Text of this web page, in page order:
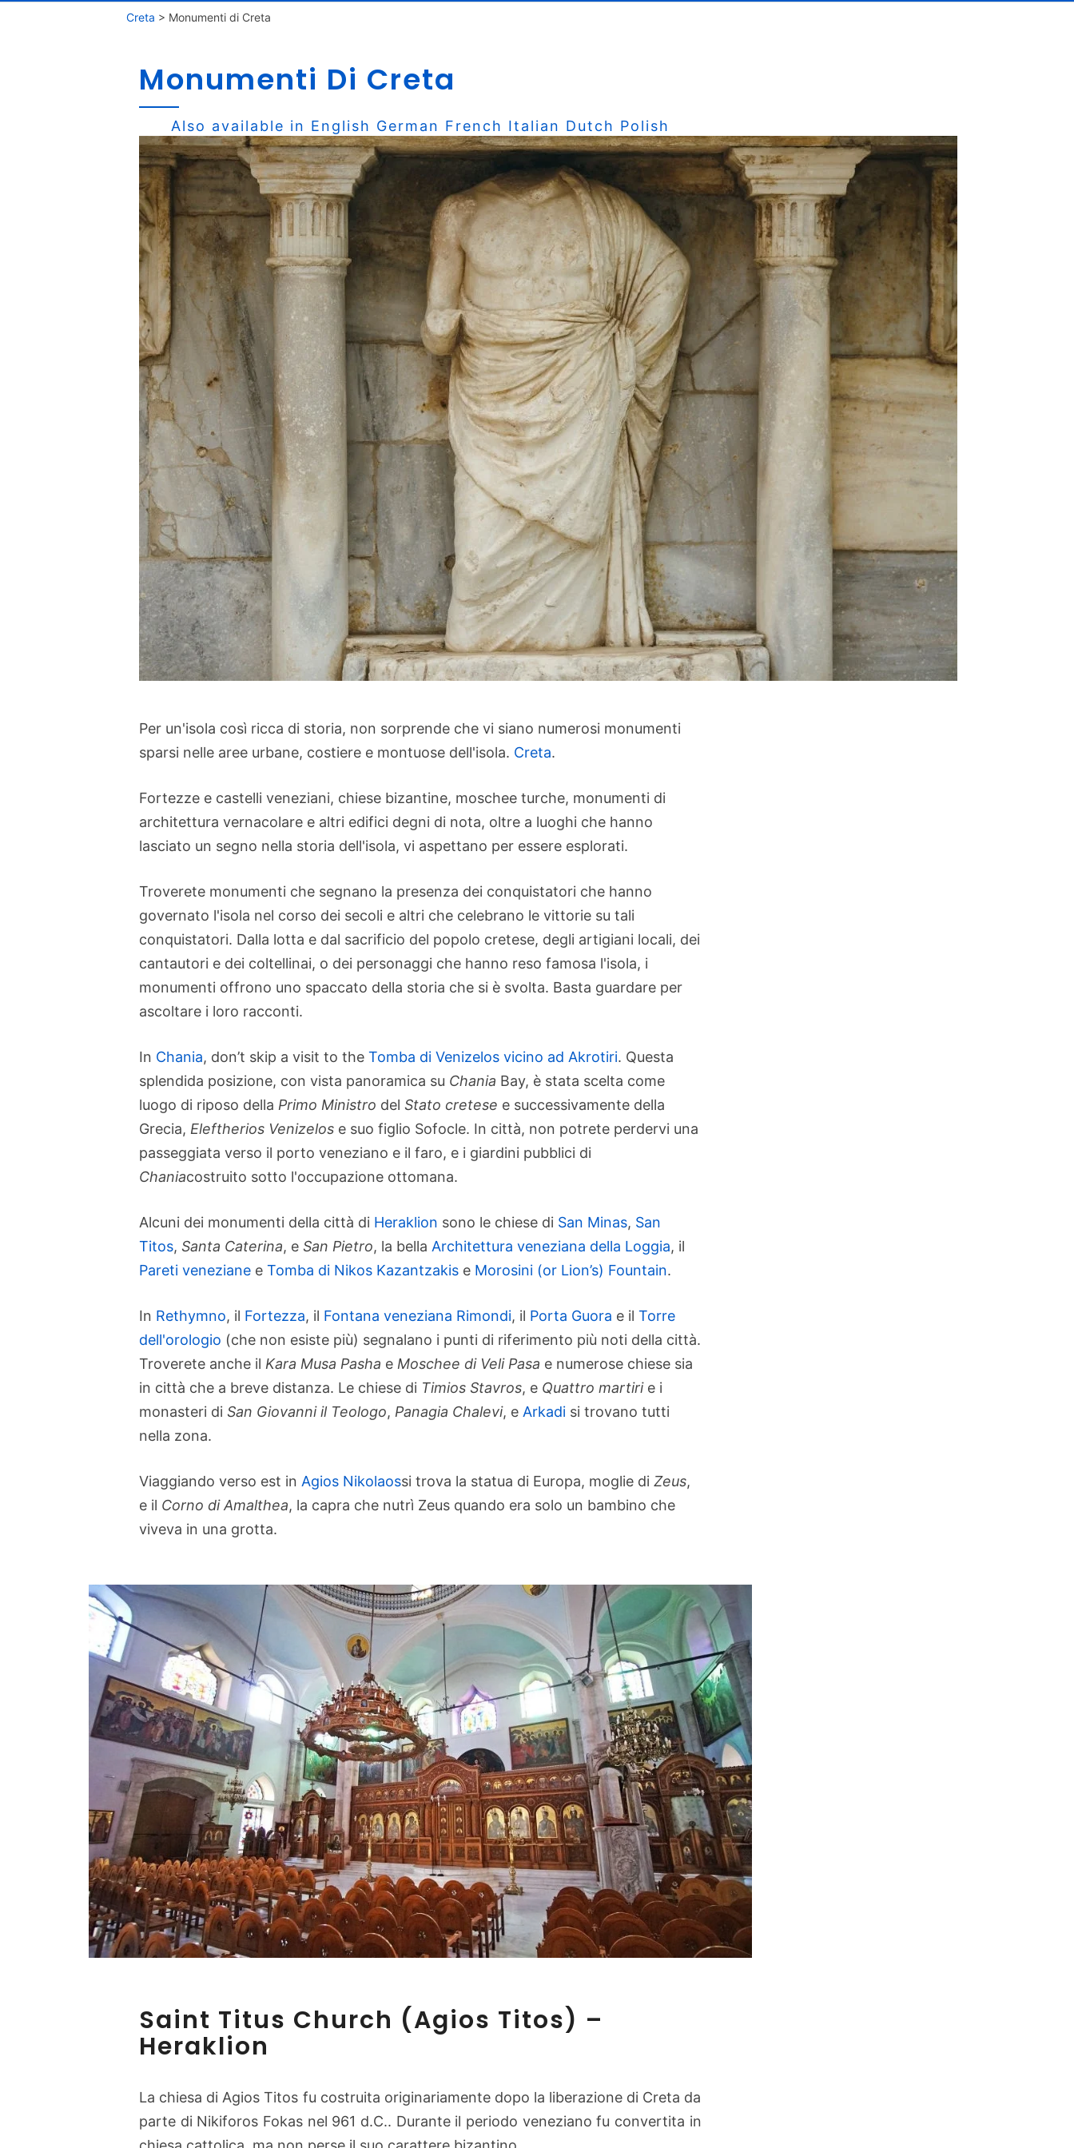
Creta > Monumenti di Creta
Monumenti Di Creta
Also available in English German French Italian Dutch Polish
Per un'isola così ricca di storia, non sorprende che vi siano numerosi monumenti
sparsi nelle aree urbane, costiere e montuose dell'isola. Creta.
Fortezze e castelli veneziani, chiese bizantine, moschee turche, monumenti di
architettura vernacolare e altri edifici degni di nota, oltre a luoghi che hanno
lasciato un segno nella storia dell'isola, vi aspettano per essere esplorati.
Troverete monumenti che segnano la presenza dei conquistatori che hanno
governato l'isola nel corso dei secoli e altri che celebrano le vittorie su tali
conquistatori. Dalla lotta e dal sacrificio del popolo cretese, degli artigiani locali, dei
cantautori e dei coltellinai, o dei personaggi che hanno reso famosa l'isola, i
monumenti offrono uno spaccato della storia che si è svolta. Basta guardare per
ascoltare i loro racconti.
In Chania, don’t skip a visit to the Tomba di Venizelos vicino ad Akrotiri. Questa
splendida posizione, con vista panoramica su Chania Bay, è stata scelta come
luogo di riposo della Primo Ministro del Stato cretese e successivamente della
Grecia, Eleftherios Venizelos e suo figlio Sofocle. In città, non potrete perdervi una
passeggiata verso il porto veneziano e il faro, e i giardini pubblici di
Chaniacostruito sotto l'occupazione ottomana.
Alcuni dei monumenti della città di Heraklion sono le chiese di San Minas, San
Titos, Santa Caterina, e San Pietro, la bella Architettura veneziana della Loggia, il
Pareti veneziane e Tomba di Nikos Kazantzakis e Morosini (or Lion’s) Fountain.
In Rethymno, il Fortezza, il Fontana veneziana Rimondi, il Porta Guora e il Torre
dell'orologio (che non esiste più) segnalano i punti di riferimento più noti della città.
Troverete anche il Kara Musa Pasha e Moschee di Veli Pasa e numerose chiese sia
in città che a breve distanza. Le chiese di Timios Stavros, e Quattro martirie i
monasteri di San Giovanni il Teologo, Panagia Chalevi, e Arkadi si trovano tutti
nella zona.
Viaggiando verso est in Agios Nikolaossi trova la statua di Europa, moglie di Zeus,
e il Corno di Amalthea, la capra che nutrì Zeus quando era solo un bambino che
viveva in una grotta.
a
T
i
t
Saint Titus Church (Agios Titos) –
Heraklion
La chiesa di Agios Titos fu costruita originariamente dopo la liberazione di Creta da
parte di Nikiforos Fokas nel 961 d.C.. Durante il periodo veneziano fu convertita in